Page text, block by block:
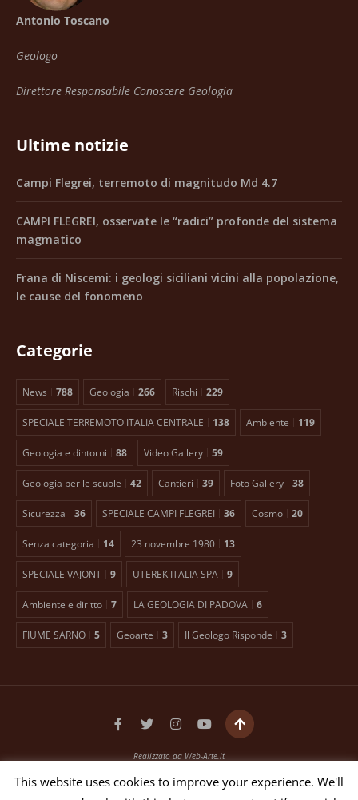
Antonio Toscano
Geologo
Direttore Responsabile Conoscere Geologia
Ultime notizie
Campi Flegrei, terremoto di magnitudo Md 4.7
CAMPI FLEGREI, osservate le “radici” profonde del sistema
magmatico
Frana di Niscemi: i geologi siciliani vicini alla popolazione,
le cause del fonomeno
Categorie
News 788 Geologia 266 Rischi 229
SPECIALE TERREMOTO ITALIA CENTRALE 138 Ambiente 119
Geologia e dintorni 88 Video Gallery 59
Geologia per le scuole 42 Cantieri 39 Foto Gallery 38
Sicurezza 36 SPECIALE CAMPI FLEGREI 36 Cosmo 20
Senza categoria 14 23 novembre 1980 13
SPECIALE VAJONT 9 UTEREK ITALIA SPA 9
Ambiente e diritto 7 LA GEOLOGIA DI PADOVA 6
FIUME SARNO 5 Geoarte 3 Il Geologo Risponde 3
Realizzato da Web-Arte.it
EDITORE ANTONIO TOSCANO Via Bellini, 21 35012 Camposampiero (PD)
This website uses cookies to improve your experience. We'll